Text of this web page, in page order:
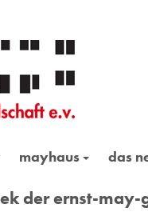
mayhaus das
der ernst-may-